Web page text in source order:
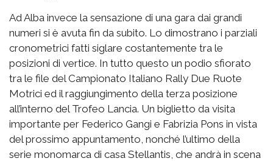
Ad Alba invece la sensazione di una gara dai grandi
numeri si è avuta fin da subito. Lo dimostrano i parziali
cronometrici fatti siglare costantemente tra le
posizioni di vertice. In tutto questo un podio sfiorato
tra le file del Campionato Italiano Rally Due Ruote
Motrici ed il raggiungimento della terza posizione
all’interno del Trofeo Lancia. Un biglietto da visita
importante per Federico Gangi e Fabrizia Pons in vista
del prossimo appuntamento, nonché l’ultimo della
serie monomarca di casa Stellantis, che andrà in scena